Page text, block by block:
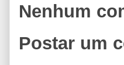
Nenhum
Postar um